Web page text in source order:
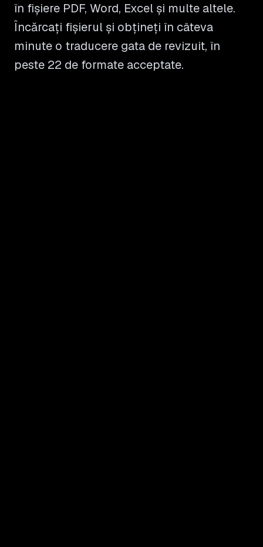
în fișiere PDF, Word, Excel și multe altele.
Încărcați fișierul și obțineți în câteva
minute o traducere gata de revizuit, în
peste 22 de formate acceptate.